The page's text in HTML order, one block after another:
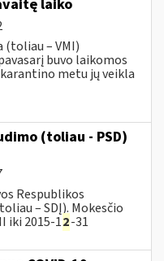
laiko
(toliau – VMI)
buvo laikomos
metu jų veikla
(toliau - PSD)
Respublikos
– SDĮ). Mokesčio
iki 2015-12-31